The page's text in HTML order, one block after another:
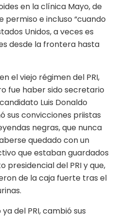
en la clínica Mayo, de
permiso e incluso “cuando
Unidos, a veces es
desde la frontera hasta
el viejo régimen del PRI,
fue haber sido secretario
Luis Donaldo
sus convicciones priistas
negras, que nunca
quedado con un
que estaban guardados
presidencial del PRI y que,
de la caja fuerte tras el
del PRI, cambió sus